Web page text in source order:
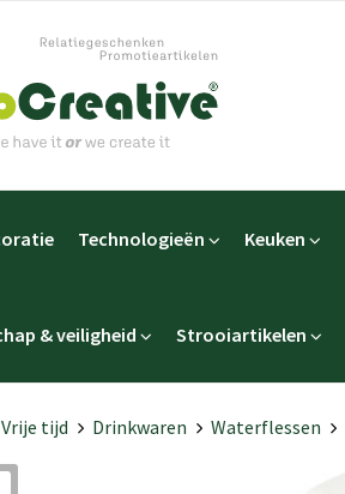
Technologieën Keuken
& veiligheid Strooiartikelen
Vrije tijd Drinkwaren Waterflessen